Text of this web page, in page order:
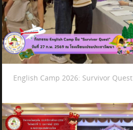
English Camp 2026: Survivor Quest